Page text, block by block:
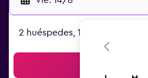
2 huéspedes, 1 habitación